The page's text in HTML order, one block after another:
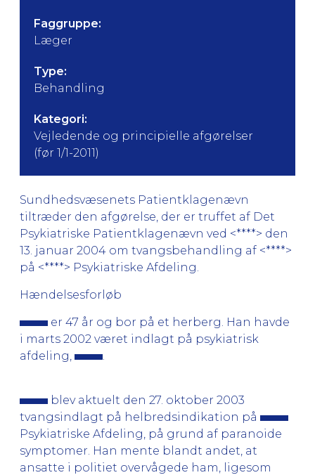
Faggruppe:
Læger
Type:
Behandling
Kategori:
Vejledende og principielle afgørelser
(før 1/1-2011)
Sundhedsvæsenets Patientklagenævn
tiltræder den afgørelse, der er truffet af Det
Psykiatriske Patientklagenævn ved <****> den
13. januar 2004 om tvangsbehandling af <****>
på <****> Psykiatriske Afdeling.
Hændelsesforløb
er 47 år og bor på et herberg. Han havde
i marts 2002 været indlagt på psykiatrisk
afdeling,
blev aktuelt den 27. oktober 2003
tvangsindlagt på helbredsindikation på
Psykiatriske Afdeling, på grund af paranoide
symptomer. Han mente blandt andet, at
ansatte i politiet overvågede ham, ligesom